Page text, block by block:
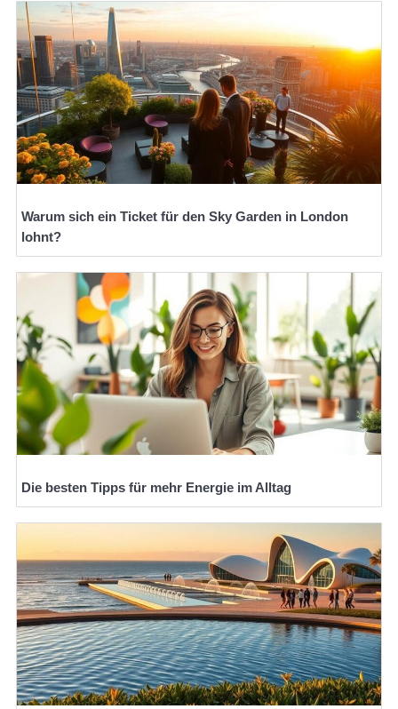
Warum sich ein Ticket für den Sky Garden in London
lohnt?
Die besten Tipps für mehr Energie im Alltag